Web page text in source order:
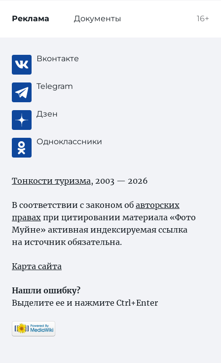
16+
Реклама Документы
Вконтакте
Telegram
Дзен
Одноклассники
Тонкости туризма, 2003 — 2026
В соответствии с законом об авторских
правах при цитировании материала «Фото
Муйне» активная индексируемая ссылка
на источник обязательна.
Карта сайта
Нашли ошибку?
Выделите ее и нажмите Ctrl+Enter